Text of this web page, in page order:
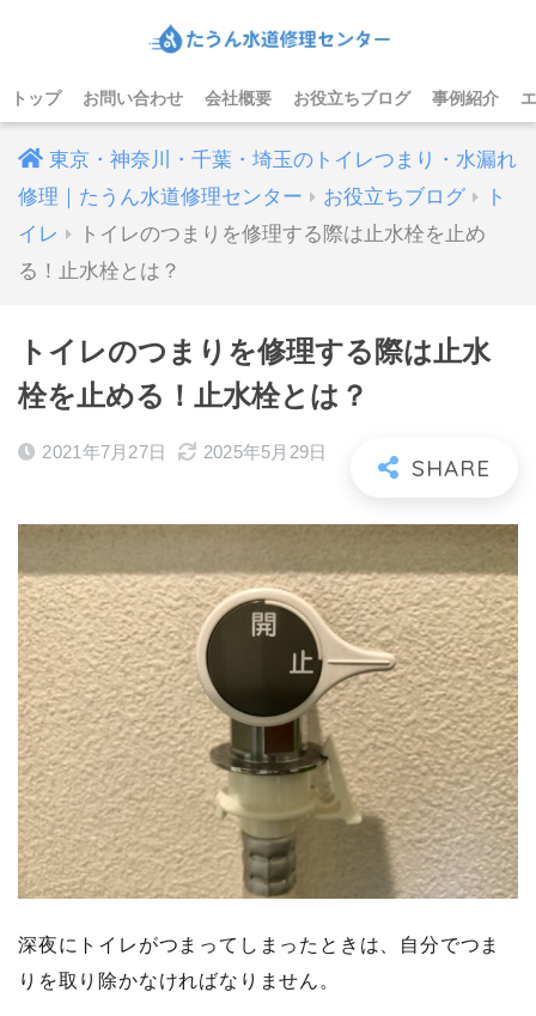
トップ お問い合わせ 会社概要 お役立ちブログ 事例紹介
東京・神奈川・千葉・埼玉のトイレつまり・水漏れ
修理｜たうん水道修理センター
お役立ちブログ
ト
イレ
トイレのつまりを修理する際は止水栓を止め
る！止水栓とは？
トイレのつまりを修理する際は止水
栓を止める！止水栓とは？
2021年7月27日 2025年5月29日
深夜にトイレがつまってしまったときは、自分でつま
りを取り除かなければなりません。